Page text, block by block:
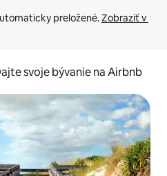
preložené. Zobraziť v
svoje bývanie na Airbnb